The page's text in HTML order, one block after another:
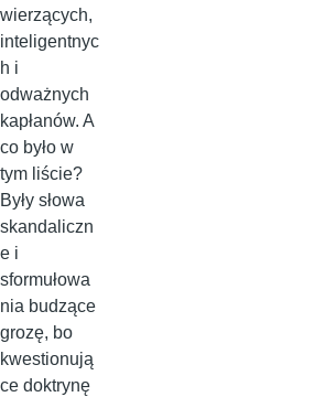
wierzących,
inteligentnyc
h i
odważnych
kapłanów. A
co było w
tym liście?
Były słowa
skandaliczn
e i
sformułowa
nia budzące
grozę, bo
kwestionują
ce doktrynę